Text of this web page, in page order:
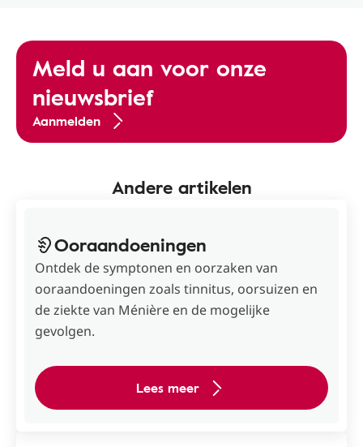
Meld u aan voor onze
nieuwsbrief
Aanmelden
Andere artikelen
Ooraandoeningen
Ontdek de symptonen en oorzaken van
ooraandoeningen zoals tinnitus, oorsuizen en
de ziekte van Ménière en de mogelijke
gevolgen.
Lees meer